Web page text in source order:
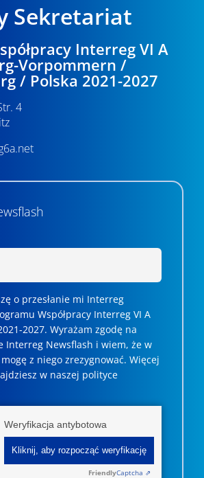
Sekretariat
Interreg VI A
Vorpommern /
/ Polska 2021-2027
4
o przesłanie mi Interreg
Współpracy Interreg VI A
2027. Wyrażam zgodę na
Interreg Newsflash i wiem, że w
z niego zrezygnować. ­­Więcej
w naszej polityce
Weryfikacja antybotowa
Kliknij, aby rozpocząć weryfikację
FriendlyCaptcha ⇗